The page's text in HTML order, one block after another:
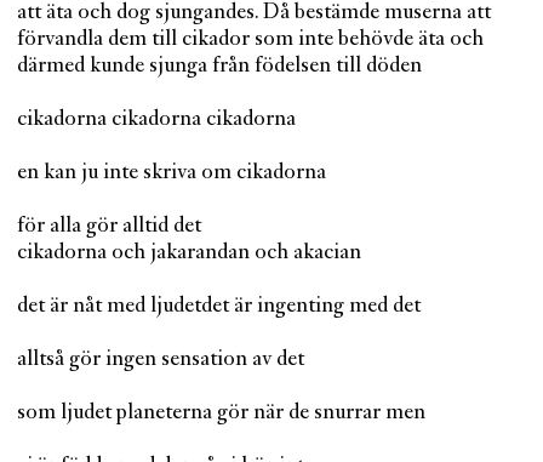
att äta och dog sjungandes. Då bestämde muserna att
förvandla dem till cikador som inte behövde äta och
därmed kunde sjunga från födelsen till döden
cikadorna cikadorna cikadorna
en kan ju inte skriva om cikadorna
för alla gör alltid det
cikadorna och jakarandan och akacian
det är nåt med ljudetdet är ingenting med det
alltså gör ingen sensation av det
som ljudet planeterna gör när de snurrar men